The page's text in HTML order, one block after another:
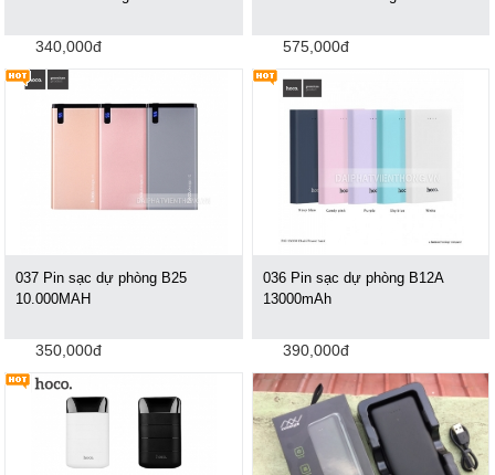
340,000đ 575,000đ
037 Pin sạc dự phòng B25
10.000MAH
350,000đ
036 Pin sạc dự phòng B12A
13000mAh
390,000đ